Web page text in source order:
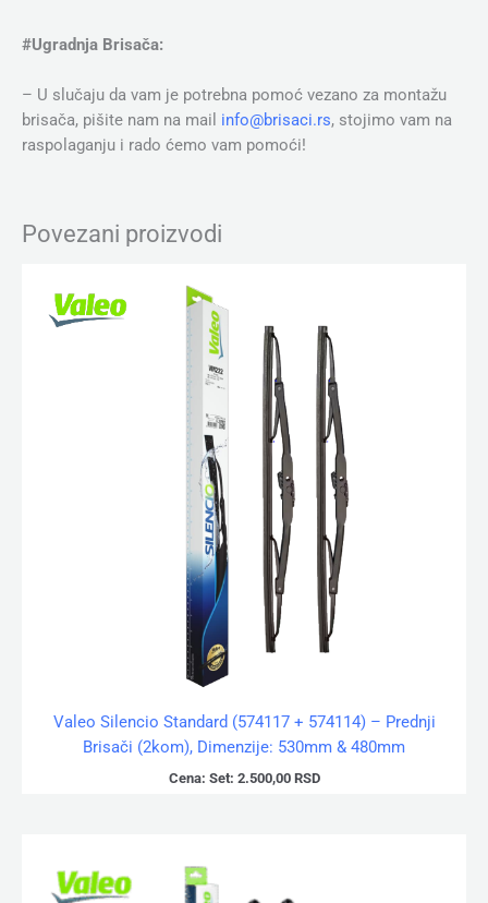
#Ugradnja Brisača:
– U slučaju da vam je potrebna pomoć vezano za montažu
brisača, pišite nam na mail info@brisaci.rs, stojimo vam na
raspolaganju i rado ćemo vam pomoći!
Povezani proizvodi
Valeo Silencio Standard (574117 + 574114) – Prednji
Brisači (2kom), Dimenzije: 530mm & 480mm
Cena: Set: 2.500,00 RSD